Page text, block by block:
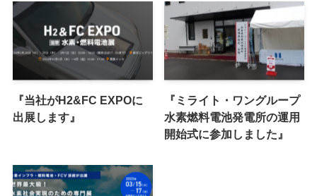
『当社がH2&FC EXPOに
出展します』
『ミライト・ワングループ
水素燃料電池発電所の運用
開始式に参加しました』